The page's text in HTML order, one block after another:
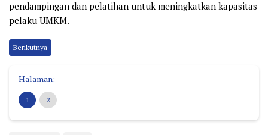
pendampingan dan pelatihan untuk meningkatkan kapasitas
pelaku UMKM.
Berikutnya
Halaman:
1 2